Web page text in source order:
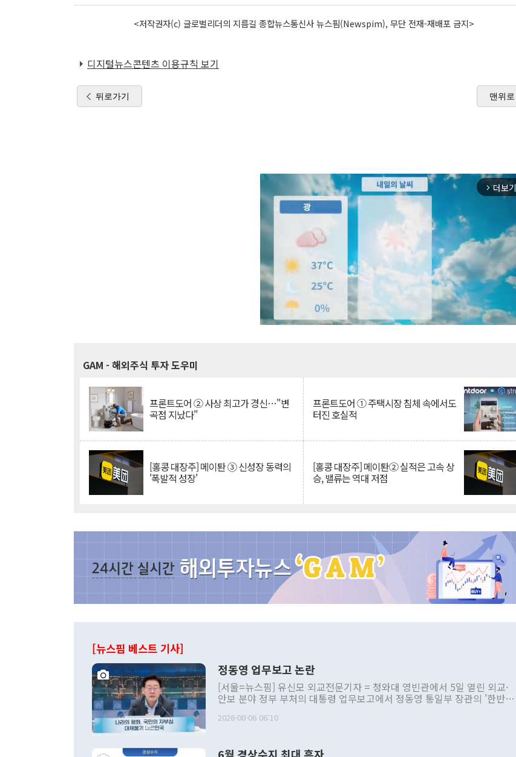
<저작권자(c) 글로벌리더의 지름길 종합뉴스통신사 뉴스핌(Newspim), 무단 전재-재배포 금지>
디지털뉴스콘텐츠 이용규칙 보기
뒤로가기 맨위로
arrow_forward_ios 더보기
GAM - 해외주식 투자 도우미
프론트도어 ② 사상 최고가 경신…"변
곡점 지났다"
프론트도어 ① 주택시장 침체 속에서도
터진 호실적
[홍콩 대장주] 메이퇀 ③ 신성장 동력의
'폭발적 성장'
[홍콩 대장주] 메이퇀② 실적은 고속 상
승, 밸류는 역대 저점
[뉴스핌 베스트 기사]
정동영 업무보고 논란
[서울=뉴스핌] 유신모 외교전문기자 = 청와대 영빈관에서 5일 열린 외교·
안보 분야 정부 부처의 대통령 업무보고에서 정동영 통일부 장관의 '한반도
발언 중에는 정부 내 조율을 거치지 않은 사안을 정책으로 추진하겠다고 공
2026-08-06 06:10